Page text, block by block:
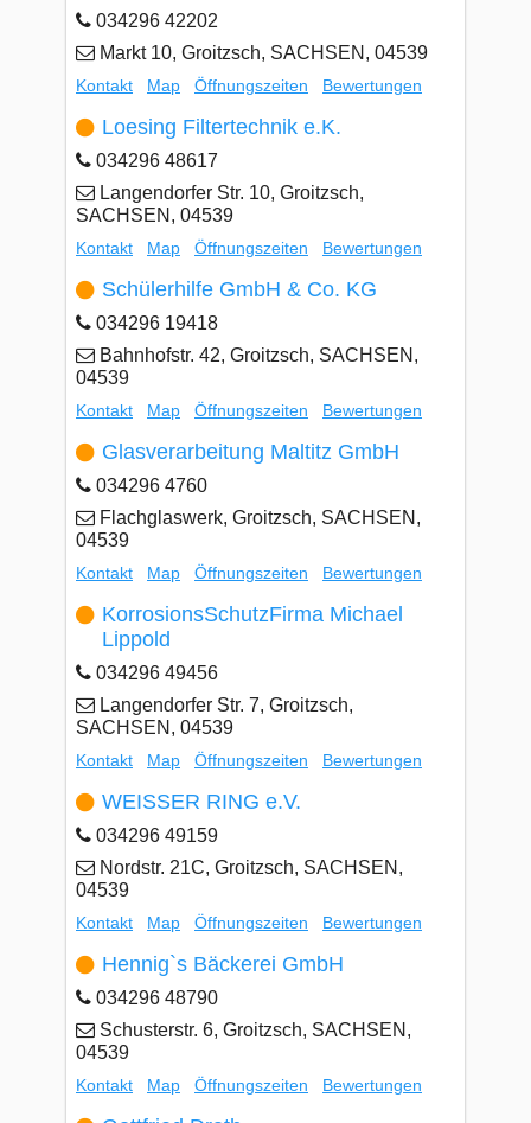
034296 42202
Markt 10, Groitzsch, SACHSEN, 04539
Kontakt Map Öffnungszeiten Bewertungen
Loesing Filtertechnik e.K.
034296 48617
Langendorfer Str. 10, Groitzsch,
SACHSEN, 04539
Kontakt Map Öffnungszeiten Bewertungen
Schülerhilfe GmbH & Co. KG
034296 19418
Bahnhofstr. 42, Groitzsch, SACHSEN,
04539
Kontakt Map Öffnungszeiten Bewertungen
Glasverarbeitung Maltitz GmbH
034296 4760
Flachglaswerk, Groitzsch, SACHSEN,
04539
Kontakt Map Öffnungszeiten Bewertungen
KorrosionsSchutzFirma Michael
Lippold
034296 49456
Langendorfer Str. 7, Groitzsch,
SACHSEN, 04539
Kontakt Map Öffnungszeiten Bewertungen
WEISSER RING e.V.
034296 49159
Nordstr. 21C, Groitzsch, SACHSEN,
04539
Kontakt Map Öffnungszeiten Bewertungen
Hennig`s Bäckerei GmbH
034296 48790
Schusterstr. 6, Groitzsch, SACHSEN,
04539
Kontakt Map Öffnungszeiten Bewertungen